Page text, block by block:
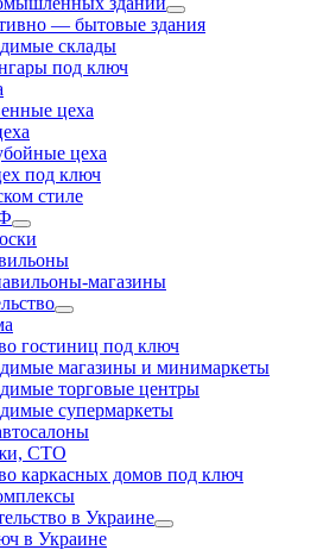
— бытовые здания
склады
под ключ
цеха
цеха
под ключ
стиле
магазины
гостиниц под ключ
магазины и минимаркеты
торговые центры
супермаркеты
СТО
каркасных домов под ключ
в Украине
в Украине